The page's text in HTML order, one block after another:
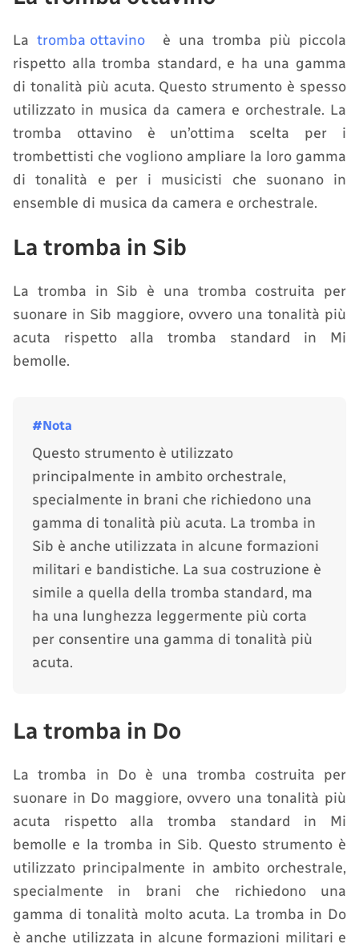
La tromba ottavino
è una tromba più piccola
rispetto alla tromba standard, e ha una gamma
di tonalità più acuta. Questo strumento è spesso
utilizzato in musica da camera e orchestrale. La
tromba ottavino è un’ottima scelta per i
trombettisti che vogliono ampliare la loro gamma
di tonalità e per i musicisti che suonano in
ensemble di musica da camera e orchestrale.
La tromba in Sib
La tromba in Sib è una tromba costruita per
suonare in Sib maggiore, ovvero una tonalità più
acuta rispetto alla tromba standard in Mi
bemolle.
Questo strumento è utilizzato
principalmente in ambito orchestrale,
specialmente in brani che richiedono una
gamma di tonalità più acuta. La tromba in
Sib è anche utilizzata in alcune formazioni
militari e bandistiche. La sua costruzione è
simile a quella della tromba standard, ma
ha una lunghezza leggermente più corta
per consentire una gamma di tonalità più
acuta.
La tromba in Do
La tromba in Do è una tromba costruita per
suonare in Do maggiore, ovvero una tonalità più
acuta rispetto alla tromba standard in Mi
bemolle e la tromba in Sib. Questo strumento è
utilizzato principalmente in ambito orchestrale,
specialmente in brani che richiedono una
gamma di tonalità molto acuta. La tromba in Do
è anche utilizzata in alcune formazioni militari e